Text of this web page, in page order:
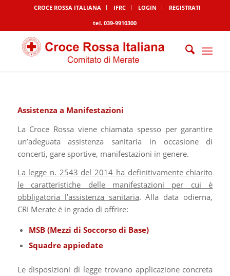
CROCE ROSSA ITALIANA IFRC LOGIN
REGISTRATI
tel. 039-9910300
Assistenza a Manifestazioni
La Croce Rossa viene chiamata spesso per garantire
un’adeguata assistenza sanitaria in occasione di
concerti, gare sportive, manifestazioni in genere.
La legge n. 2543 del 2014 ha definitivamente chiarito
le caratteristiche delle manifestazioni per cui è
obbligatoria l’assistenza sanitaria. Alla data odierna,
CRI Merate è in grado di offrire:
MSB (Mezzi di Soccorso di Base)
Squadre appiedate
Le disposizioni di legge trovano applicazione concreta